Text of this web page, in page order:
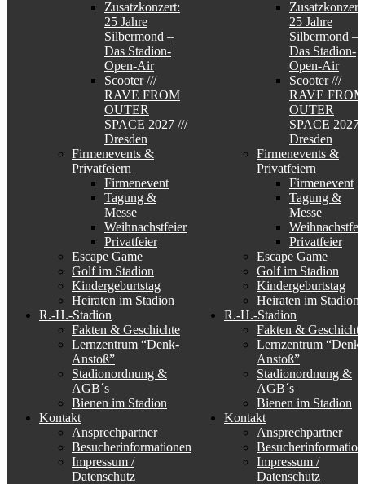
Zusatzkonzert:
25 Jahre
Silbermond –
Das Stadion-
Open-Air
Scooter ///
RAVE FROM
OUTER
SPACE 2027 ///
Dresden
Firmenevents &
Privatfeiern
Firmenevent
Tagung &
Messe
Weihnachstfeier
Privatfeier
Escape Game
Golf im Stadion
Kindergeburtstag
Heiraten im Stadion
R.-H.-Stadion
Fakten & Geschichte
Lernzentrum “Denk-
Anstoß”
Stadionordnung &
AGB´s
Bienen im Stadion
Kontakt
Ansprechpartner
Besucherinformationen
Impressum /
Datenschutz
Zusatzkonzert:
25 Jahre
Silbermond –
Das Stadion-
Open-Air
Scooter ///
RAVE FROM
OUTER
SPACE 2027
Dresden
Firmenevents &
Privatfeiern
Firmenevent
Tagung &
Messe
Privatfeier
Escape Game
Golf im Stadion
Kindergeburtstag
Heiraten im Stadion
R.-H.-Stadion
Fakten & Geschichte
Lernzentrum “Denk-
Anstoß”
Stadionordnung &
AGB´s
Bienen im Stadion
Kontakt
Ansprechpartner
Impressum /
Datenschutz